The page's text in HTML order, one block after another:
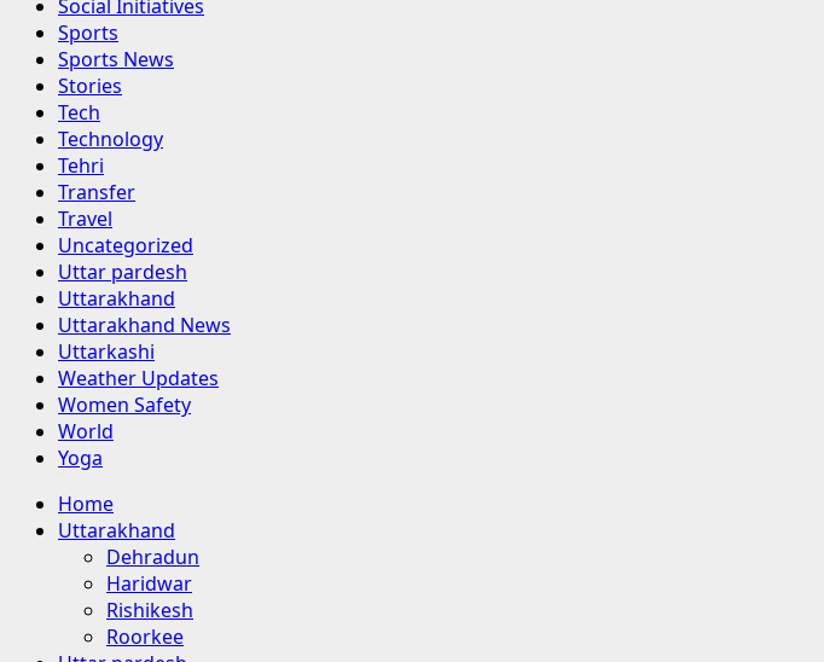
Social Initiatives
Sports
Sports News
Stories
Tech
Technology
Tehri
Transfer
Travel
Uncategorized
Uttar pardesh
Uttarakhand
Uttarakhand News
Uttarkashi
Weather Updates
Women Safety
World
Yoga
Primary
Menu
Home
Uttarakhand
Dehradun
Haridwar
Rishikesh
Roorkee